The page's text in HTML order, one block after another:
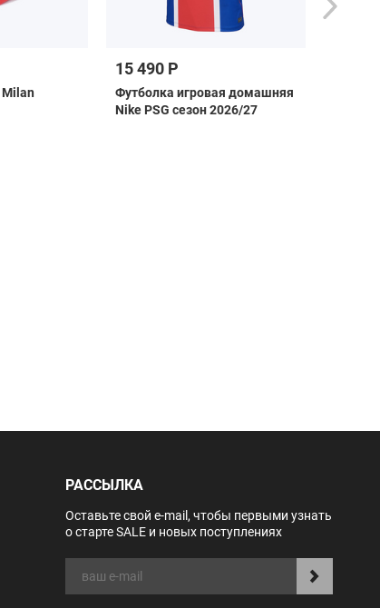
Milan
15 490 Р
Футболка игровая домашняя
Nike PSG сезон 2026/27
РАССЫЛКА
Оставьте свой e-mail, чтобы первыми узнать
о старте SALE и новых поступлениях